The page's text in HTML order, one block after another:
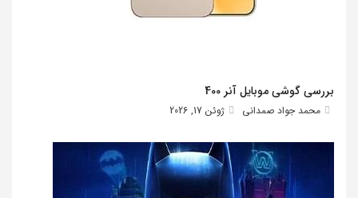
بررسی گوشی موبایل آنر 400
محمد جواد صمدانی ژوئن 17, 2026